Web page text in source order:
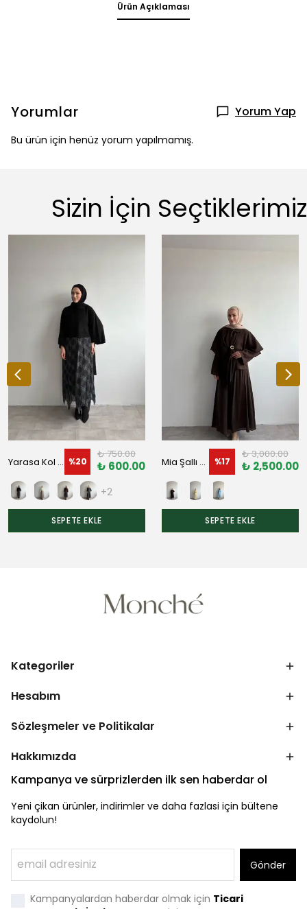
Ürün Açıklaması
Yorumlar Yorum Yap
Bu ürün için henüz yorum yapılmamış.
Sizin İçin Seçtiklerimiz
Yarasa Kol Triko %20
₺ 750.00
₺ 600.00
+2
SEPETE EKLE
Mia Şallı Üçlü Takım %17
₺ 3,000.00
₺ 2,500.00
SEPETE EKLE
Kategoriler
Hesabım
Sözleşmeler ve Politikalar
Hakkımızda
Kampanya ve sürprizlerden ilk sen haberdar ol
Yeni çikan ürünler, indirimler ve daha fazlasi için bültene
kaydolun!
Gönder
Kampanyalardan haberdar olmak için Ticari